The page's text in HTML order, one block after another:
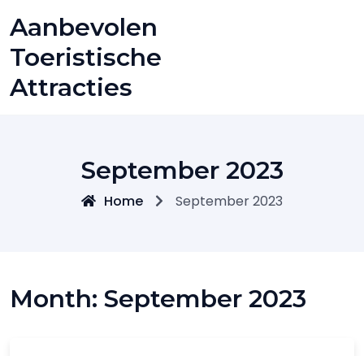
to
content
Aanbevolen
Toeristische
Attracties
September 2023
Home September 2023
Month: September 2023